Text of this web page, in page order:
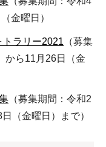
金曜日）
トラリー2021 （募集
から11月26日（金
（募集期間：令和2
（金曜日）まで）